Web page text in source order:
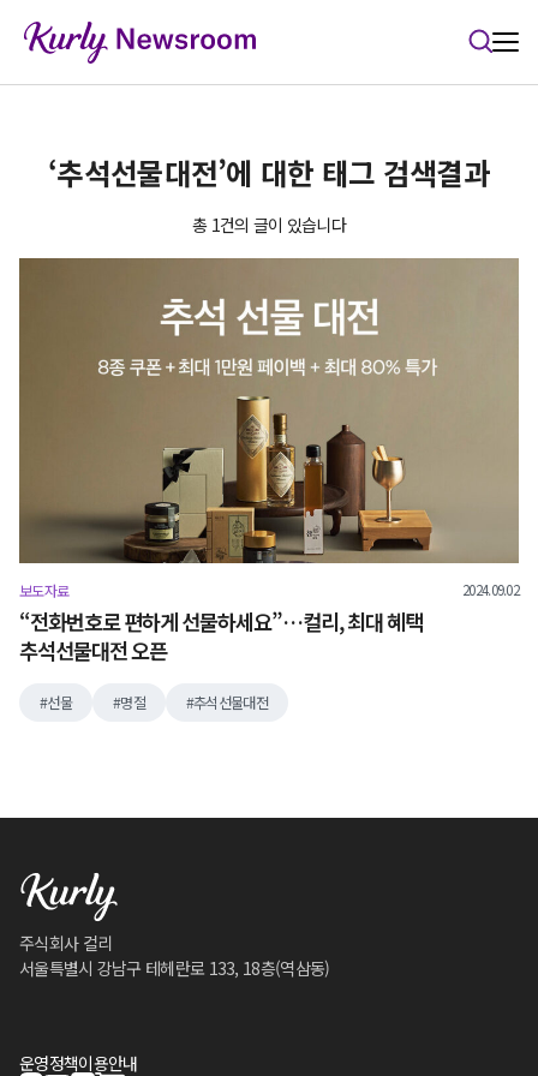
‘추석선물대전’에 대한 태그 검색결과
총 1건의 글이 있습니다
보도자료 2024.09.02
“전화번호로 편하게 선물하세요”…컬리, 최대 혜택
추석선물대전 오픈
선물 명절 추석선물대전
주식회사 컬리
서울특별시 강남구 테헤란로 133, 18층(역삼동)
운영정책이용안내